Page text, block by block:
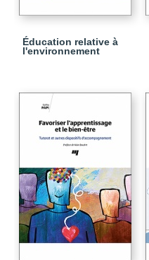
Éducation relative à
l'environnement